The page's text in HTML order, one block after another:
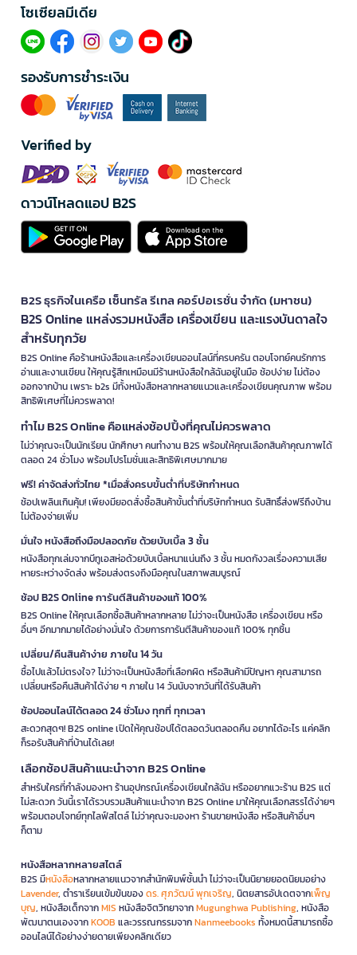
โซเซียลมีเดีย​
รองรับการชำระเงิน
Verified by
ดาวน์โหลดแอป B2S
B2S ธุรกิจในเครือ เซ็นทรัล รีเทล คอร์ปอเรชั่น จำกัด (มหาชน)
B2S Online แหล่งรวมหนังสือ เครื่องเขียน และแรงบันดาลใจ
สำหรับทุกวัย
B2S Online คือร้านหนังสือและเครื่องเขียนออนไลน์ที่ครบครัน ตอบโจทย์คนรักการ
อ่านและงานเขียน ให้คุณรู้สึกเหมือนมีร้านหนังสือใกล้ฉันอยู่ในมือ ช้อปง่าย ไม่ต้อง
ออกจากบ้าน เพราะ b2s มีทั้งหนังสือหลากหลายแนวและเครื่องเขียนคุณภาพ พร้อม
สิทธิพิเศษที่ไม่ควรพลาด!
ทำไม B2S Online คือแหล่งช้อปปิ้งที่คุณไม่ควรพลาด
ไม่ว่าคุณจะเป็นนักเรียน นักศึกษา คนทำงาน B2S พร้อมให้คุณเลือกสินค้าคุณภาพได้
ตลอด 24 ชั่วโมง พร้อมโปรโมชั่นและสิทธิพิเศษมากมาย
ฟรี! ค่าจัดส่งทั่วไทย *เมื่อสั่งครบขั้นต่ำที่บริษัทกำหนด
ช้อปเพลินเกินคุ้ม! เพียงมียอดสั่งซื้อสินค้าขั้นต่ำที่บริษัทกำหนด รับสิทธิ์ส่งฟรีถึงบ้าน
ไม่ต้องจ่ายเพิ่ม
มั่นใจ หนังสือถึงมือปลอดภัย ด้วยบับเบิ้ล 3 ชั้น
หนังสือทุกเล่มจากบีทูเอสห่อด้วยบับเบิ้ลหนาแน่นถึง 3 ชั้น หมดกังวลเรื่องความเสีย
หายระหว่างจัดส่ง พร้อมส่งตรงถึงมือคุณในสภาพสมบูรณ์
ช้อป B2S Online การันตีสินค้าของแท้ 100%
B2S Online ให้คุณเลือกซื้อสินค้าหลากหลาย ไม่ว่าจะเป็นหนังสือ เครื่องเขียน หรือ
อื่นๆ อีกมากมายได้อย่างมั่นใจ ด้วยการการันตีสินค้าของแท้ 100% ทุกชิ้น
เปลี่ยน/คืนสินค้าง่าย ภายใน 14 วัน
ซื้อไปแล้วไม่ตรงใจ? ไม่ว่าจะเป็นหนังสือที่เลือกผิด หรือสินค้ามีปัญหา คุณสามารถ
เปลี่ยนหรือคืนสินค้าได้ง่าย ๆ ภายใน 14 วันนับจากวันที่ได้รับสินค้า
ช้อปออนไลน์ได้ตลอด 24 ชั่วโมง ทุกที่ ทุกเวลา
สะดวกสุดๆ! B2S online เปิดให้คุณช้อปได้ตลอดวันตลอดคืน อยากได้อะไร แค่คลิก
ก็รอรับสินค้าที่บ้านได้เลย!
เลือกช้อปสินค้าแนะนำจาก B2S Online
สำหรับใครที่กำลังมองหา ร้านอุปกรณ์เครื่องเขียนใกล้ฉัน หรืออยากแวะร้าน B2S แต่
ไม่สะดวก วันนี้เราได้รวบรวมสินค้าแนะนำจาก B2S Online มาให้คุณเลือกสรรได้ง่ายๆ
พร้อมตอบโจทย์ทุกไลฟ์สไตล์ ไม่ว่าคุณจะมองหา ร้านขายหนังสือ หรือสินค้าอื่นๆ
ก็ตาม
หนังสือหลากหลายสไตล์
B2S มีหนังสือหลากหลายแนวจากสำนักพิมพ์ชั้นนำ ไม่ว่าจะเป็นนิยายยอดนิยมอย่าง
Lavender, ตำราเรียนเข้มข้นของดร. ศุภวัฒน์ พุกเจริญ, นิตยสารอัปเดตจากเพ็ญ
บุญ, หนังสือเด็กจากMIS หนังสือจิตวิทยาจากMugunghwa Publishing, หนังสือ
พัฒนาตนเองจากKOOB และวรรณกรรมจากNanmeebooks ทั้งหมดนี้สามารถซื้อ
ออนไลน์ได้อย่างง่ายดายเพียงคลิกเดียว